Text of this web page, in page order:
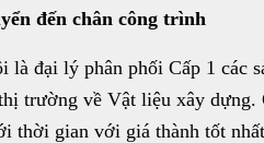
đến chân công trình
là đại lý phân phối Cấp 1 các
trường về Vật liệu xây dựng.
thời gian với giá thành tốt